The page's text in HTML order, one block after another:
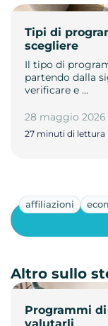
Tipi di
scegliere
Il tipo di
partendo dalla
verificare e …
28 maggio 2026
27 minuti di lettura
affiliazioni
Programmi
Altro sullo